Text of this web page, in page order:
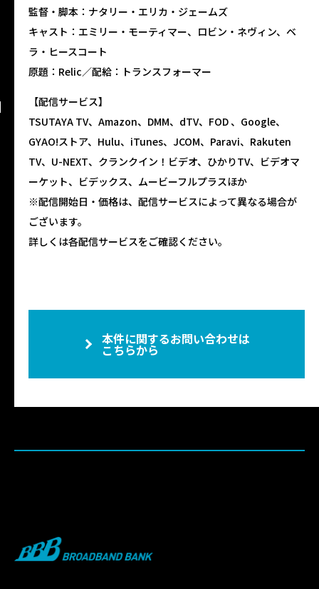
監督・脚本：ナタリー・エリカ・ジェームズ
キャスト：エミリー・モーティマー、ロビン・ネヴィン、ベ
ラ・ヒースコート
原題：Relic／配給：トランスフォーマー
【配信サービス】
TSUTAYA TV、Amazon、DMM、dTV、FOD 、Google、
GYAO!ストア、Hulu、iTunes、JCOM、Paravi、Rakuten
TV、U-NEXT、クランクイン！ビデオ、ひかりTV、ビデオマ
ーケット、ビデックス、ムービーフルプラスほか
※配信開始日・価格は、配信サービスによって異なる場合が
ございます。
詳しくは各配信サービスをご確認ください。
本件に関するお問い合わせは
こちらから